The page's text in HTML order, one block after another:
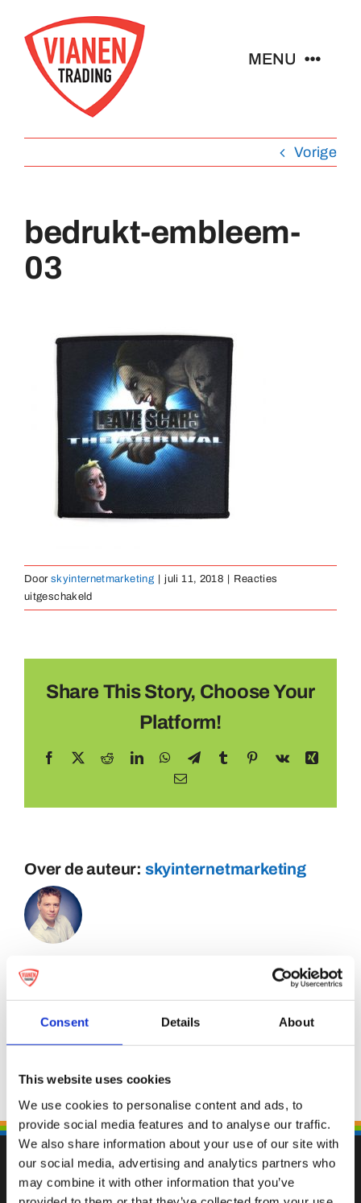
Consent Details About
This website uses cookies
We use cookies to personalise content and ads, to
provide social media features and to analyse our traffic.
We also share information about your use of our site with
our social media, advertising and analytics partners who
may combine it with other information that you’ve
naar
inhoud
MENU
Pins
Abzeichen
Schlüsselanhänger
Magnete
Vorige
bedrukt-embleem-
03
Door skyinternetmarketing | juli 11, 2018 | Reacties
uitgeschakeldvoor
bedrukt-
Share This Story, Choose Your
Platform!
Facebook RedditLinkedInWhatsApp
TelegramTumblr Pinterest
Vk
Xing
E-
Over de auteur: skyinternetmarketing